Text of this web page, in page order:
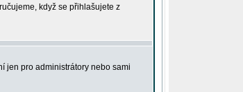
když se přihlašujete z
jen pro administrátory nebo sami